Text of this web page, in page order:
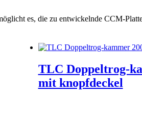
es, die zu entwickelnde CCM-
TLC Doppeltrog-
mit knopfdeckel